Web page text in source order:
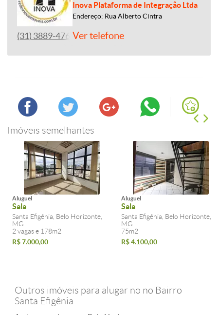
Inova Plataforma de Integração Ltda
Endereço: Rua Alberto Cintra
(31) 3889-4765Ver telefone
Imóveis semelhantes
Aluguel
Sala
Santa Efigênia, Belo Horizonte,
MG
2 vagas e 178m2
R$ 7.000,00
Aluguel
Sala
Santa Efigênia, Belo Horizonte,
MG
75m2
R$ 4.100,00
Outros imóveis para alugar no no Bairro
Santa Efigênia